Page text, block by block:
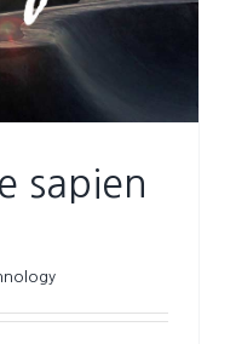
sapien